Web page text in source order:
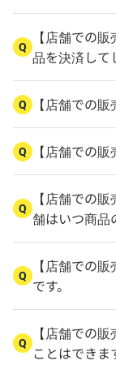
Q
【店舗での
品を決済して
Q 【店舗での
Q 【店舗での
Q
【店舗での
舗はいつ商品
Q
【店舗での
です。
Q
【店舗での
ことはできま